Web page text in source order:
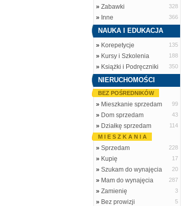
» Zabawki 328
» Inne 366
NAUKA I EDUKACJA
» Korepetycje 135
» Kursy i Szkolenia 188
» Książki i Podręczniki 350
NIERUCHOMOŚCI
BEZ POŚREDNIKÓW
» Mieszkanie sprzedam 99
» Dom sprzedam 43
» Działkę sprzedam
114
M I E S Z K A N I A
» Sprzedam 228
» Kupię 17
» Szukam do wynajęcia 20
» Mam do wynajęcia 287
» Zamienię 3
» Bez prowizji
5